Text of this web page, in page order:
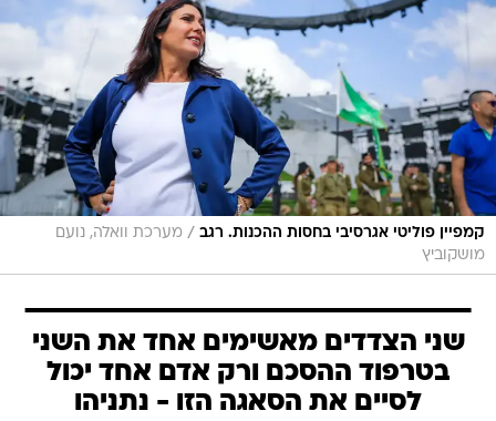
קמפיין פוליטי אגרסיבי בחסות ההכנות. רגב / מערכת וואלה, נועם
מושקוביץ
שני הצדדים מאשימים אחד את השני
בטרפוד ההסכם ורק אדם אחד יכול
לסיים את הסאגה הזו - נתניהו